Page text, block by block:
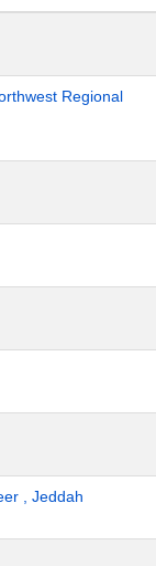
Regional
, Jeddah